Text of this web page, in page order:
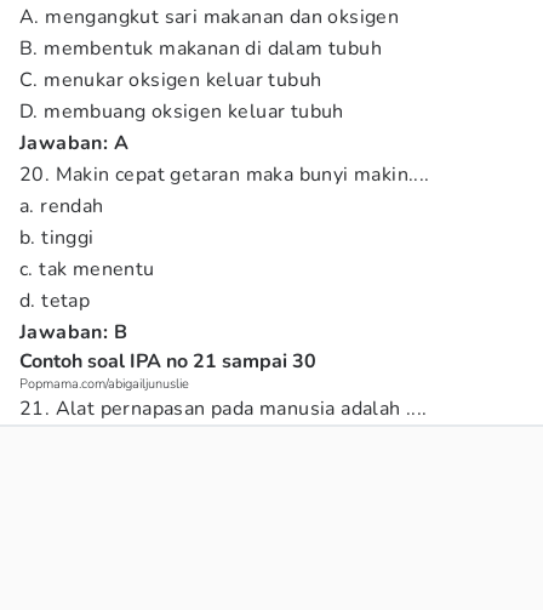
A. mengangkut sari makanan dan oksigen
B. membentuk makanan di dalam tubuh
C. menukar oksigen keluar tubuh
D. membuang oksigen keluar tubuh
Jawaban: A
20. Makin cepat getaran maka bunyi makin....
a. rendah
b. tinggi
c. tak menentu
d. tetap
Jawaban: B
Contoh soal IPA no 21 sampai 30
Popmama.com/abigailjunuslie
21. Alat pernapasan pada manusia adalah ....